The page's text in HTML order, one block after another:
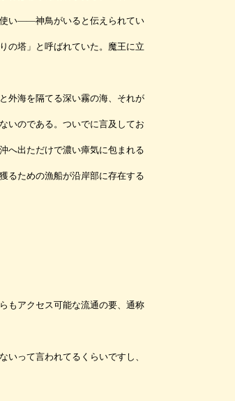
使い――神鳥がいると伝えられてい
の塔」と呼ばれていた。魔王に立
外海を隔てる深い霧の海、それが
いのである。ついでに言及してお
へ出ただけで濃い瘴気に包まれる
るための漁船が沿岸部に存在する
もアクセス可能な流通の要、通称
いって言われてるくらいですし、